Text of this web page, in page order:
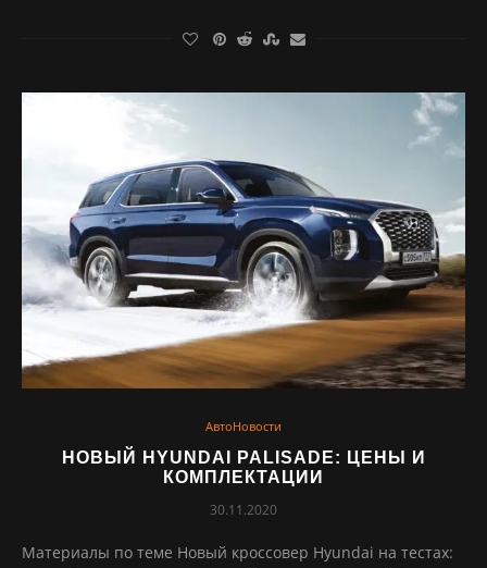
АвтоНовости
НОВЫЙ HYUNDAI PALISADE: ЦЕНЫ И
КОМПЛЕКТАЦИИ
30.11.2020
Материалы по теме Новый кроссовер Hyundai на тестах: